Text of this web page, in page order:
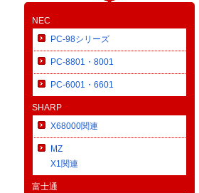
NEC
PC-98シリーズ
PC-8801・8001
PC-6001・6601
SHARP
X68000関連
MZ
X1関連
富士通